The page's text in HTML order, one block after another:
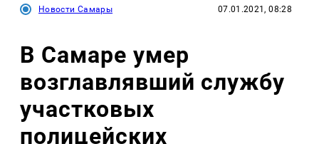
Новости Самары 07.01.2021, 08:28
В Самаре умер
возглавлявший службу
участковых
полицейских